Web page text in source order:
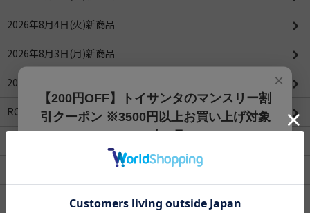
2026年8月4日(火)新商品
2026年8月3日(月)新商品
2026年8月1日(土)新商品
ROBOTIMEシリーズ
2026年3月値下げ商品一覧
2026年2月値下げ商品一覧
×
【200円OFF】トイサンタのマンスリー割
引クーポン ※3500円以上お買い上げ対象
(2026年8月)
【200円OFFクーポン】3500円以上お買上げでご利用可能
です!! 8月1日～8月31日まで